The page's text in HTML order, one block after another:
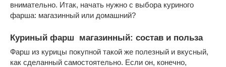
внимательно. Итак, начать нужно с выбора куриного
фарша: магазинный или домашний?
Куриный фарш магазинный: состав и польза
Фарш из курицы покупной такой же полезный и вкусный,
как сделанный самостоятельно. Если он, конечно,